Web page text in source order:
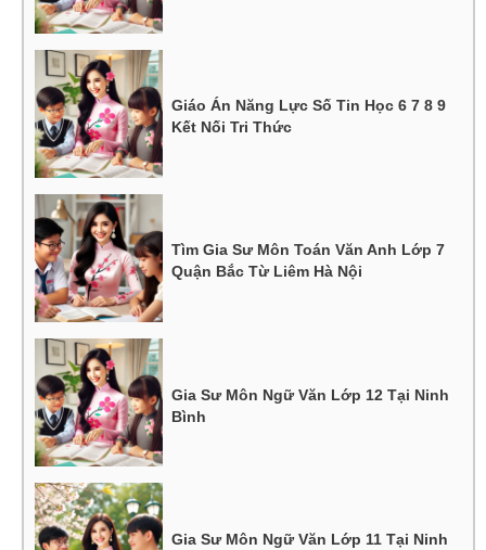
Giáo Án Năng Lực Số Tin Học 6 7 8 9
Kết Nối Tri Thức
Tìm Gia Sư Môn Toán Văn Anh Lớp 7
Quận Bắc Từ Liêm Hà Nội
Gia Sư Môn Ngữ Văn Lớp 12 Tại Ninh
Bình
Gia Sư Môn Ngữ Văn Lớp 11 Tại Ninh